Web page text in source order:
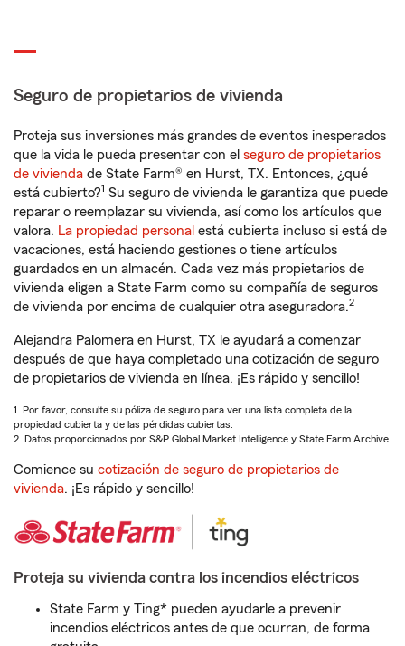
Seguro de propietarios de vivienda
Proteja sus inversiones más grandes de eventos inesperados
que la vida le pueda presentar con el seguro de propietarios
de vivienda de State Farm® en Hurst, TX. Entonces, ¿qué
está cubierto?1 Su seguro de vivienda le garantiza que puede
reparar o reemplazar su vivienda, así como los artículos que
valora. La propiedad personal está cubierta incluso si está de
vacaciones, está haciendo gestiones o tiene artículos
guardados en un almacén. Cada vez más propietarios de
vivienda eligen a State Farm como su compañía de seguros
de vivienda por encima de cualquier otra aseguradora.2
Alejandra Palomera en Hurst, TX le ayudará a comenzar
después de que haya completado una cotización de seguro
de propietarios de vivienda en línea. ¡Es rápido y sencillo!
1. Por favor, consulte su póliza de seguro para ver una lista completa de la
propiedad cubierta y de las pérdidas cubiertas.
2. Datos proporcionados por S&P Global Market Intelligence y State Farm Archive.
Comience su cotización de seguro de propietarios de
vivienda. ¡Es rápido y sencillo!
Proteja su vivienda contra los incendios eléctricos
State Farm y Ting* pueden ayudarle a prevenir
incendios eléctricos antes de que ocurran, de forma